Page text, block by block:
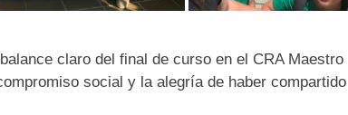
claro del final de curso en el CRA Maestro
social y la alegría de haber compartido